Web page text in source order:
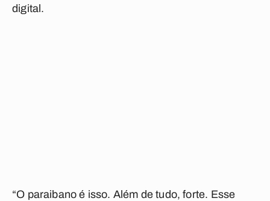
digital.
“O paraibano é isso. Além de tudo, forte. Esse